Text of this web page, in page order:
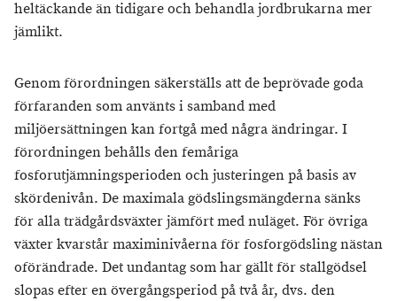
heltäckande än tidigare och behandla jordbrukarna mer
jämlikt.
Genom förordningen säkerställs att de beprövade goda
förfaranden som använts i samband med
miljöersättningen kan fortgå med några ändringar. I
förordningen behålls den femåriga
fosforutjämningsperioden och justeringen på basis av
skördenivån. De maximala gödslingsmängderna sänks
för alla trädgårdsväxter jämfört med nuläget. För övriga
växter kvarstår maximinivåerna för fosforgödsling nästan
oförändrade. Det undantag som har gällt för stallgödsel
slopas efter en övergångsperiod på två år, dvs. den